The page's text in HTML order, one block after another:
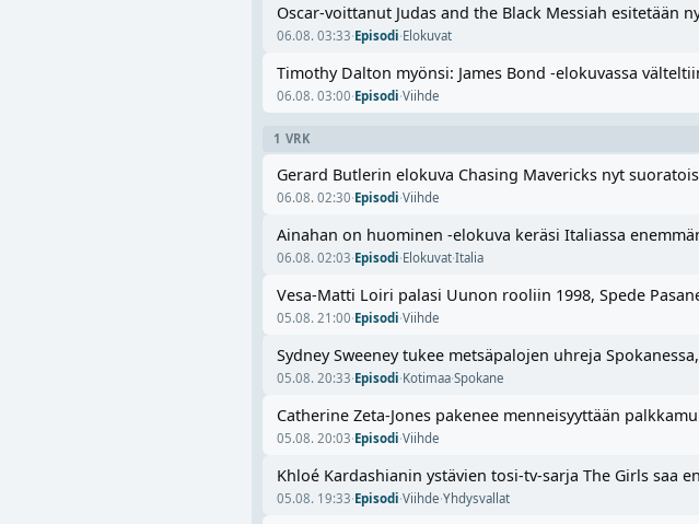
Oscar-voittanut Judas and the Black Messiah esitetään
06.08. 03:33·Episodi·Elokuvat
Timothy Dalton myönsi: James Bond -elokuvassa
06.08. 03:00·Episodi·Viihde
1 VRK
Gerard Butlerin elokuva Chasing Mavericks nyt
06.08. 02:30·Episodi·Viihde
Ainahan on huominen -elokuva keräsi Italiassa
06.08. 02:03·Episodi·Elokuvat·Italia
Vesa-Matti Loiri palasi Uunon rooliin 1998, Spede
05.08. 21:00·Episodi·Viihde
Sydney Sweeney tukee metsäpalojen uhreja
05.08. 20:33·Episodi·Kotimaa·Spokane
Catherine Zeta-Jones pakenee menneisyyttään
05.08. 20:03·Episodi·Viihde
Khloé Kardashianin ystävien tosi-tv-sarja The Girls saa
05.08. 19:33·Episodi·Viihde·Yhdysvallat